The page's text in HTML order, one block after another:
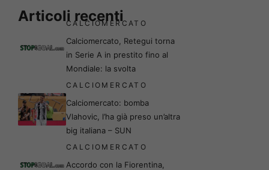
Articoli recenti
CALCIOMERCATO
Calciomercato, Retegui torna
in Serie A in prestito fino al
Mondiale: la svolta
CALCIOMERCATO
Calciomercato: bomba
Vlahovic, l’ha già preso un’altra
big italiana – SUN
CALCIOMERCATO
Accordo con la Fiorentina,